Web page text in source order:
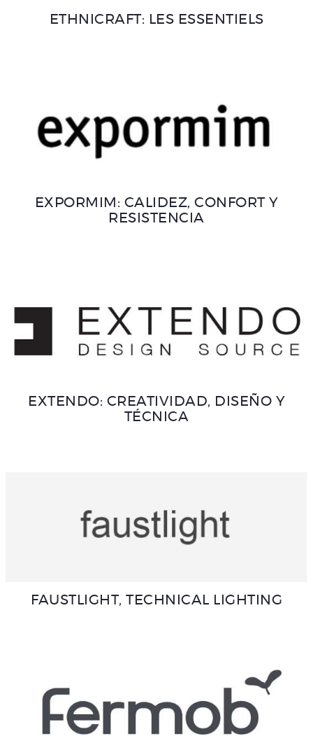
ETHNICRAFT: LES ESSENTIELS
EXPORMIM: CALIDEZ, CONFORT Y
RESISTENCIA
EXTENDO: CREATIVIDAD, DISEÑO Y
TÉCNICA
FAUSTLIGHT, TECHNICAL LIGHTING